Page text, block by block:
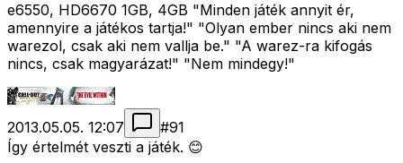
e6550, HD6670 1GB, 4GB "Minden játék annyit ér,
amennyire a játékos tartja!" "Olyan ember nincs aki nem
warezol, csak aki nem vallja be." "A warez-ra kifogás
nincs, csak magyarázat!" "Nem mindegy!"
2013.05.05. 12:07 #91
Így értelmét veszti a játék. 😊